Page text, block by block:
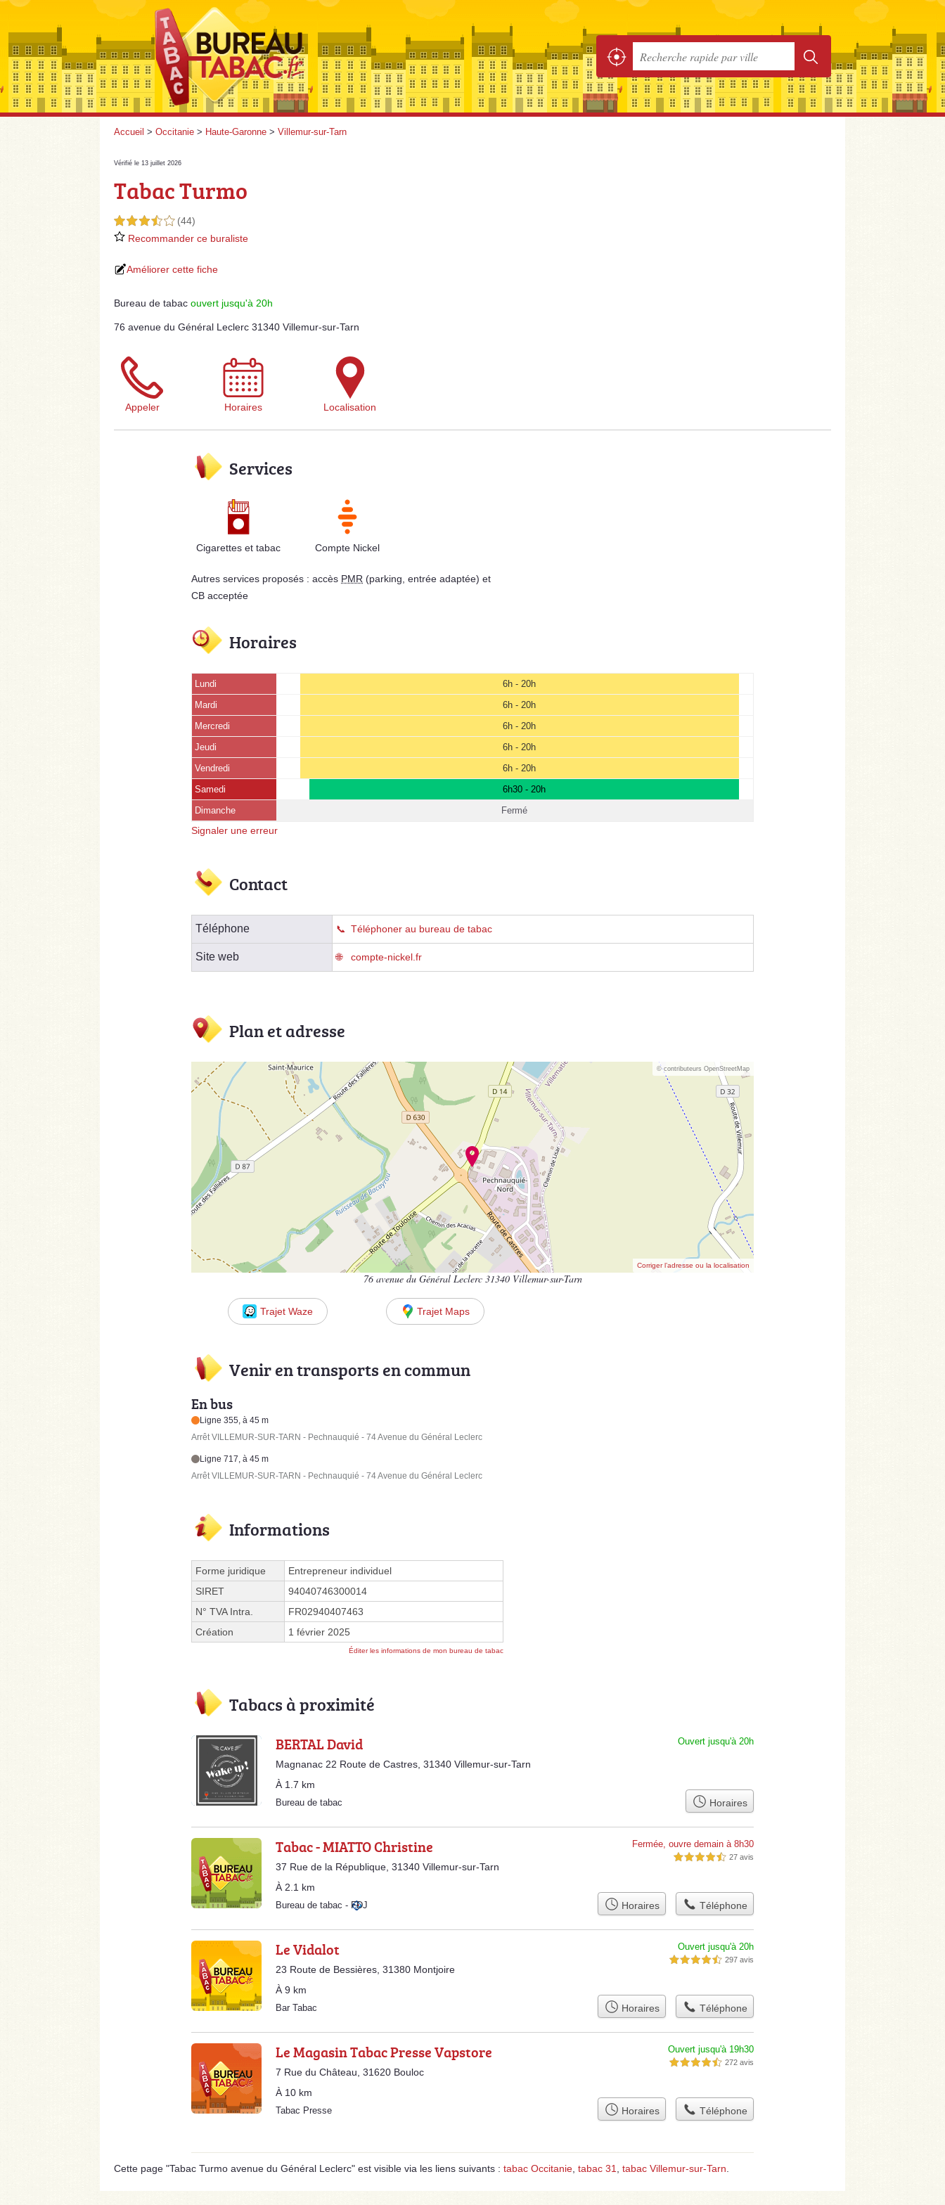
Accueil > Occitanie > Haute-Garonne > Villemur-sur-Tarn
Vérifié le 13 juillet 2026
Tabac Turmo
3,5 étoiles sur 5 (44)
Recommander ce buraliste
Améliorer cette fiche
Bureau de tabac ouvert jusqu'à 20h
76 avenue du Général Leclerc 31340 Villemur-sur-Tarn
Appeler Horaires Localisation
Services
Cigarettes et tabac Compte Nickel
Autres services proposés : accès PMR (parking, entrée adaptée) et
CB acceptée
Horaires
Lundi 6h - 20h
Mardi 6h - 20h
Mercredi 6h - 20h
Jeudi 6h - 20h
Vendredi 6h - 20h
Samedi 6h30 - 20h
Dimanche Fermé
Signaler une erreur
Contact
Téléphone Téléphoner au bureau de tabac
Site web compte-nickel.fr
Plan et adresse
© contributeurs OpenStreetMap
Corriger l’adresse ou la localisation
76 avenue du Général Leclerc 31340 Villemur-sur-Tarn
Trajet Waze Trajet Maps
Venir en transports en commun
En bus
Ligne 355, à 45 m
Arrêt VILLEMUR-SUR-TARN - Pechnauquié - 74 Avenue du Général Leclerc
Ligne 717, à 45 m
Arrêt VILLEMUR-SUR-TARN - Pechnauquié - 74 Avenue du Général Leclerc
Informations
Forme juridique
Entrepreneur individuel
SIRET
94040746300014
N° TVA Intra.
FR02940407463
Création
1 février 2025
Éditer les informations de mon bureau de tabac
Tabacs à proximité
BERTAL David
Magnanac 22 Route de Castres, 31340 Villemur-sur-Tarn
À 1.7 km
Ouvert jusqu'à 20h
Bureau de tabac Horaires
Tabac - MIATTO Christine
37 Rue de la République, 31340 Villemur-sur-Tarn
À 2.1 km
Fermée, ouvre demain à 8h30
4,5 étoiles sur 5 27 avis
Bureau de tabac - FDJ Horaires Téléphone
Le Vidalot
23 Route de Bessières, 31380 Montjoire
À 9 km
Ouvert jusqu'à 20h
4,5 étoiles sur 5 297 avis
Bar Tabac Horaires Téléphone
Le Magasin Tabac Presse Vapstore
7 Rue du Château, 31620 Bouloc
À 10 km
Ouvert jusqu'à 19h30
4,5 étoiles sur 5 272 avis
Tabac Presse Horaires Téléphone
Cette page "Tabac Turmo avenue du Général Leclerc" est visible via les liens suivants : tabac Occitanie, tabac 31, tabac Villemur-sur-Tarn.